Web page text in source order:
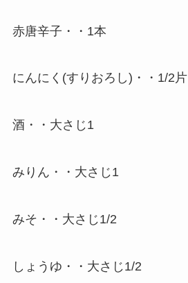
赤唐辛子・・1本
にんにく(すりおろし)・・1/2片
酒・・大さじ1
みりん・・大さじ1
みそ・・大さじ1/2
しょうゆ・・大さじ1/2